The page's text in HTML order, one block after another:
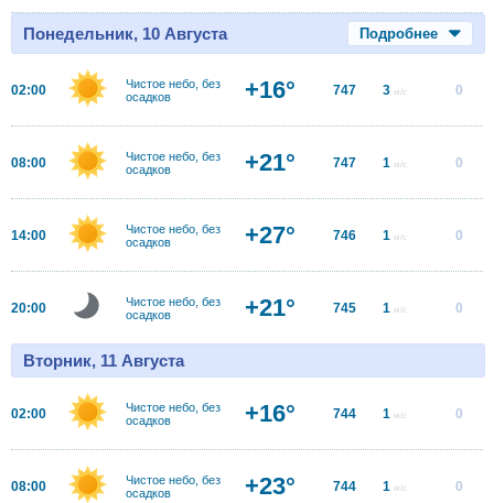
Понедельник, 10 Августа Подробнее
02:00
Чистое небо, без
осадков
+16° 747 3 м/с 0
08:00
Чистое небо, без
осадков
+21° 747 1 м/с 0
14:00
Чистое небо, без
осадков
+27° 746 1 м/с 0
20:00
Чистое небо, без
осадков
+21° 745 1 м/с 0
Вторник, 11 Августа
02:00
Чистое небо, без
осадков
+16° 744 1 м/с 0
08:00
Чистое небо, без
осадков
+23° 744 1 м/с 0